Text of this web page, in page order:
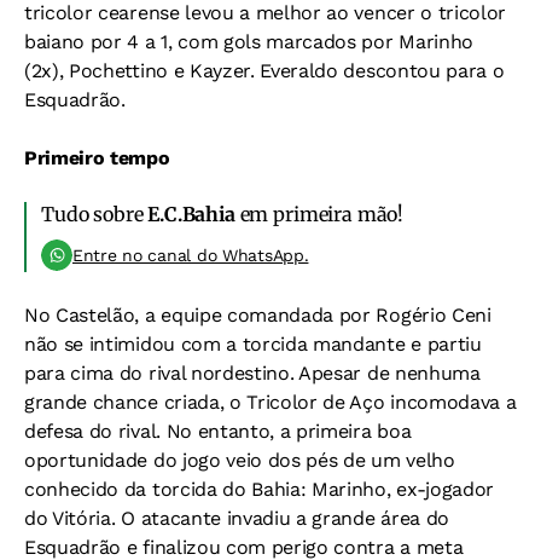
tricolor cearense levou a melhor ao vencer o tricolor
baiano por 4 a 1, com gols marcados por Marinho
(2x), Pochettino e Kayzer. Everaldo descontou para o
Esquadrão.
Primeiro tempo
Tudo sobreE.C.Bahiaem primeira mão!
Entre no canal do WhatsApp.
No Castelão, a equipe comandada por Rogério Ceni
não se intimidou com a torcida mandante e partiu
para cima do rival nordestino. Apesar de nenhuma
grande chance criada, o Tricolor de Aço incomodava a
defesa do rival. No entanto, a primeira boa
oportunidade do jogo veio dos pés de um velho
conhecido da torcida do Bahia: Marinho, ex-jogador
do Vitória. O atacante invadiu a grande área do
Esquadrão e finalizou com perigo contra a meta